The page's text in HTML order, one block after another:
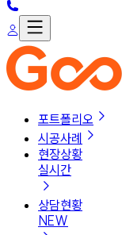
포트폴리오
시공사례
현장상황
실시간
상담현황
NEW